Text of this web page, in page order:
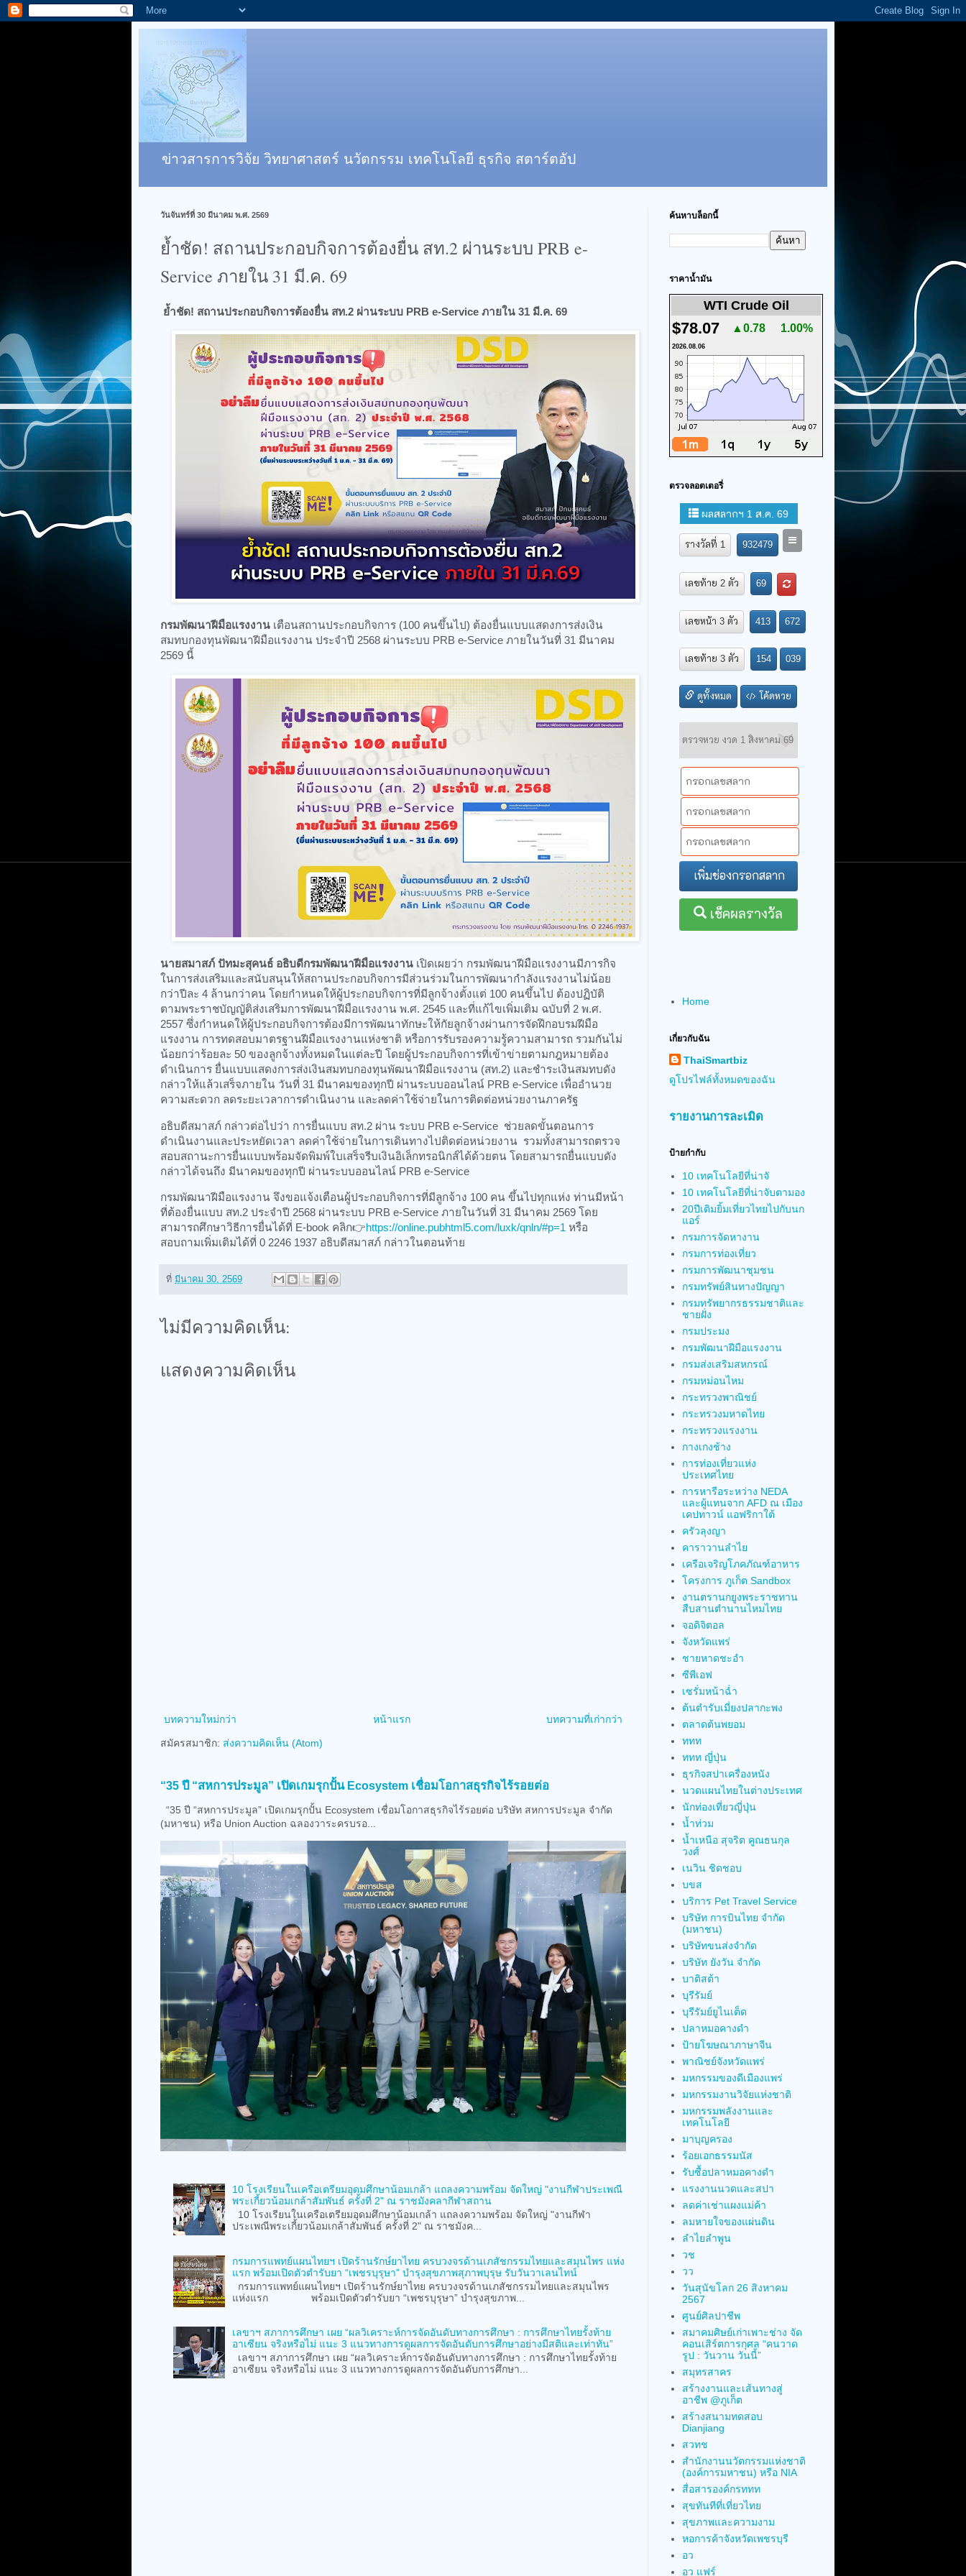
ข่าวสารการวิจัย วิทยาศาสตร์ นวัตกรรม เทคโนโลยี ธุรกิจ สตาร์ตอัป
วันจันทร์ที่ 30 มีนาคม พ.ศ. 2569
ย้ำชัด! สถานประกอบกิจการต้องยื่น สท.2 ผ่านระบบ PRB e-
Service ภายใน 31 มี.ค. 69
ย้ำชัด! สถานประกอบกิจการต้องยื่น สท.2 ผ่านระบบ PRB e-Service ภายใน 31 มี.ค. 69
กรมพัฒนาฝีมือแรงงาน เตือนสถานประกอบกิจการ (100 คนขึ้นไป) ต้องยื่นแบบแสดงการส่งเงิน
สมทบกองทุนพัฒนาฝีมือแรงงาน ประจำปี 2568 ผ่านระบบ PRB e-Service ภายในวันที่ 31 มีนาคม
2569 นี้
นายสมาสภ์ ปัทมะสุคนธ์ อธิบดีกรมพัฒนาฝีมือแรงงาน เปิดเผยว่า กรมพัฒนาฝีมือแรงงานมีภารกิจ
ในการส่งเสริมและสนับสนุนให้สถานประกอบกิจการมีส่วนร่วมในการพัฒนากำลังแรงงานไม่น้อย
กว่าปีละ 4 ล้านกว่าคน โดยกำหนดให้ผู้ประกอบกิจการที่มีลูกจ้างตั้งแต่ 100 คนขึ้นไป ต้องปฏิบัติ
ตามพระราชบัญญัติส่งเสริมการพัฒนาฝีมือแรงงาน พ.ศ. 2545 และที่แก้ไขเพิ่มเติม ฉบับที่ 2 พ.ศ.
2557 ซึ่งกำหนดให้ผู้ประกอบกิจการต้องมีการพัฒนาทักษะให้กัยลูกจ้างผ่านการจัดฝึกอบรมฝีมือ
แรงงาน การทดสอบมาตรฐานฝีมือแรงงานแห่งชาติ หรือการรับรองความรู้ความสามารถ รวมกันไม่
น้อยกว่าร้อยละ 50 ของลูกจ้างทั้งหมดในแต่ละปี โดยผู้ประกอบกิจการที่เข้าข่ายตามกฎหมายต้อง
ดำเนินการ ยื่นแบบแสดงการส่งเงินสมทบกองทุนพัฒนาฝีมือแรงงาน (สท.2) และชำระเงินสมทบดัง
กล่าวให้แล้วเสร็จภายใน วันที่ 31 มีนาคมของทุกปี ผ่านระบบออนไลน์ PRB e-Service เพื่ออำนวย
ความสะดวก ลดระยะเวลาการดำเนินงาน และลดค่าใช้จ่ายในการติดต่อหน่วยงานภาครัฐ
อธิบดีสมาสภ์ กล่าวต่อไปว่า การยื่นแบบ สท.2 ผ่าน ระบบ PRB e-Service ช่วยลดขั้นตอนการ
ดำเนินงานและประหยัดเวลา ลดค่าใช้จ่ายในการเดินทางไปติดต่อหน่วยงาน รวมทั้งสามารถตรวจ
สอบสถานะการยื่นแบบพร้อมจัดพิมพ์ใบเสร็จรีบเงินอิเล็กทรอนิกส์ได้ด้วยตน โดยสามารถยื่นแบบดัง
กล่าวได้จนถึง มีนาคมของทุกปี ผ่านระบบออนไลน์ PRB e-Service
กรมพัฒนาฝีมือแรงงาน จึงขอแจ้งเตือนผู้ประกอบกิจการที่มีลูกจ้าง 100 คน ขึ้นไปทุกแห่ง ท่านมีหน้า
ที่ต้องยื่นแบบ สท.2 ประจำปี 2568 ผ่านระบบ PRB e-Service ภายในวันที่ 31 มีนาคม 2569 โดย
สามารถศึกษาวิธีการยื่นได้ที่ E-book คลิก👉https://online.pubhtml5.com/luxk/qnln/#p=1 หรือ
สอบถามเพิ่มเติมได้ที่ 0 2246 1937 อธิบดีสมาสภ์ กล่าวในตอนท้าย
ที่ มีนาคม 30, 2569
ไม่มีความคิดเห็น:
แสดงความคิดเห็น
บทความใหม่กว่า บทความที่เก่ากว่า
หน้าแรก
สมัครสมาชิก: ส่งความคิดเห็น (Atom)
“35 ปี “สหการประมูล” เปิดเกมรุกปั้น Ecosystem เชื่อมโอกาสธุรกิจไร้รอยต่อ
“35 ปี “สหการประมูล” เปิดเกมรุกปั้น Ecosystem เชื่อมโอกาสธุรกิจไร้รอยต่อ บริษัท สหการประมูล จำกัด
(มหาชน) หรือ Union Auction ฉลองวาระครบรอ...
10 โรงเรียนในเครือเตรียมอุดมศึกษาน้อมเกล้า แถลงความพร้อม จัดใหญ่ "งานกีฬาประเพณี
พระเกี้ยวน้อมเกล้าสัมพันธ์ ครั้งที่ 2" ณ ราชมังคลากีฬาสถาน
10 โรงเรียนในเครือเตรียมอุดมศึกษาน้อมเกล้า แถลงความพร้อม จัดใหญ่ "งานกีฬา
ประเพณีพระเกี้ยวน้อมเกล้าสัมพันธ์ ครั้งที่ 2" ณ ราชมังค...
กรมการแพทย์แผนไทยฯ เปิดร้านรักษ์ยาไทย ครบวงจรด้านเภสัชกรรมไทยและสมุนไพร แห่ง
แรก พร้อมเปิดตัวตำรับยา “เพชรบุรุษา” บำรุงสุขภาพสุภาพบุรุษ รับวันวาเลนไทน์
กรมการแพทย์แผนไทยฯ เปิดร้านรักษ์ยาไทย ครบวงจรด้านเภสัชกรรมไทยและสมุนไพร
แห่งแรก พร้อมเปิดตัวตำรับยา “เพชรบุรุษา” บำรุงสุขภาพ...
เลขาฯ สภาการศึกษา เผย “ผลวิเคราะห์การจัดอันดับทางการศึกษา : การศึกษาไทยรั้งท้าย
อาเซียน จริงหรือไม่ แนะ 3 แนวทางการดูผลการจัดอันดับการศึกษาอย่างมีสติและเท่าทัน”
เลขาฯ สภาการศึกษา เผย “ผลวิเคราะห์การจัดอันดับทางการศึกษา : การศึกษาไทยรั้งท้าย
อาเซียน จริงหรือไม่ แนะ 3 แนวทางการดูผลการจัดอันดับการศึกษา...
ค้นหาบล็อกนี้
ราคาน้ำมัน
WTI Crude Oil
$78.07 ▲0.78 1.00%
2026.08.06
ตรวจลอตเตอรี่
Home
เกี่ยวกับฉัน
ThaiSmartbiz
ดูโปรไฟล์ทั้งหมดของฉัน
รายงานการละเมิด
ป้ายกำกับ
10 เทคโนโลยีที่น่าจั
10 เทคโนโลยีที่น่าจับตามอง
20ปีเติมยิ้มเที่ยวไทยไปกับนก
แอร์
กรมการจัดหางาน
กรมการท่องเที่ยว
กรมการพัฒนาชุมชน
กรมทรัพย์สินทางปัญญา
กรมทรัพยากรธรรมชาติและ
ชายฝั่ง
กรมประมง
กรมพัฒนาฝีมือแรงงาน
กรมส่งเสริมสหกรณ์
กรมหม่อนไหม
กระทรวงพาณิชย์
กระทรวงมหาดไทย
กระทรวงแรงงาน
กางเกงช้าง
การท่องเที่ยวแห่ง
ประเทศไทย
การหารือระหว่าง NEDA
และผู้แทนจาก AFD ณ เมือง
เคปทาวน์ แอฟริกาใต้
ครัวลุงญา
คาราวานลำไย
เครือเจริญโภคภัณฑ์อาหาร
โครงการ ภูเก็ต Sandbox
งานตรานกยูงพระราชทาน
สืบสานตำนานไหมไทย
จอดิจิตอล
จังหวัดแพร่
ชายหาดชะอำ
ซีพีเอฟ
เซรั่มหน้าฉ่ำ
ต้นตำรับเมี่ยงปลากะพง
ตลาดต้นพยอม
ททท
ททท ญี่ปุ่น
ธุรกิจสปาเครื่องหนัง
นวดแผนไทยในต่างประเทศ
นักท่องเที่ยวญี่ปุ่น
น้ำท่วม
น้ำเหนือ สุจริต คูณธนกุล
วงศ์
เนวิน ชิดชอบ
บขส
บริการ Pet Travel Service
บริษัท การบินไทย จำกัด
(มหาชน)
บริษัทขนส่งจำกัด
บริษัท ยังวัน จำกัด
บาติสต้า
บุรีรัมย์
บุรีรัมย์ยูไนเต็ด
ปลาหมอคางดำ
ป้ายโฆษณาภาษาจีน
พาณิชย์จังหวัดแพร่
มหกรรมของดีเมืองแพร่
มหกรรมงานวิจัยแห่งชาติ
มหกรรมพลังงานและ
เทคโนโลยี
มาบุญครอง
ร้อยเอกธรรมนัส
รับซื้อปลาหมอคางดำ
แรงงานนวดและสปา
ลดค่าเช่าแผงแม่ค้า
ลมหายใจของแผ่นดิน
ลำไยลำพูน
วช
วว
วันสุนัขโลก 26 สิงหาคม
2567
ศูนย์ศิลปาชีพ
สมาคมศิษย์เก่าเพาะช่าง จัด
คอนเสิร์ตการกุศล “คนวาด
รูป : วันวาน วันนี้”
สมุทรสาคร
สร้างงานและเส้นทางสู่
อาชีพ @ภูเก็ต
สร้างสนามทดสอบ
Dianjiang
สวทช
สำนักงานนวัตกรรมแห่งชาติ
(องค์การมหาชน) หรือ NIA
สื่อสารองค์กรททท
สุขทันทีที่เที่ยวไทย
สุขภาพและความงาม
หอการค้าจังหวัดเพชรบุรี
อว
อว แฟร์